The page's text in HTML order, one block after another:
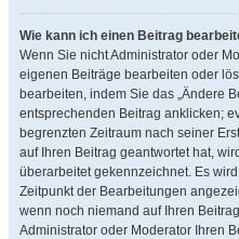
Wie kann ich einen Beitrag
Wenn Sie nicht Administrator oder
eigenen Beiträge bearbeiten oder
bearbeiten, indem Sie das „Ändere
entsprechenden Beitrag anklicken;
begrenzten Zeitraum nach seiner
auf Ihren Beitrag geantwortet hat,
überarbeitet gekennzeichnet. Es
Zeitpunkt der Bearbeitungen
wenn noch niemand auf Ihren
Administrator oder Moderator Ihren